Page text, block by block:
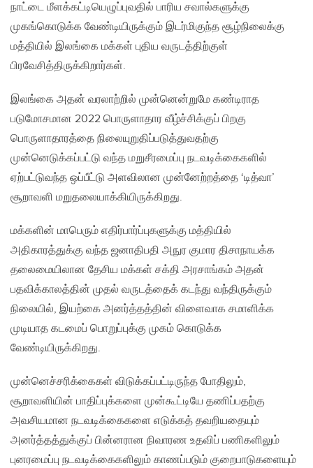
நாட்டை மீளக்கட்டியெழுப்புவதில் பாரிய சவால்களுக்கு
முகங்கொடுக்க வேண்டியிருக்கும் இடர்மிகுந்த சூழ்நிலைக்கு
மத்தியில் இலங்கை மக்கள் புதிய வருடத்திற்குள்
பிரவேசித்திருக்கிறார்கள்.
இலங்கை அதன் வரலாற்றில் முன்னென்றுமே கண்டிராத
படுமோசமான 2022 பொருளாதார வீழ்ச்சிக்குப் பிறகு
பொருளாதாரத்தை நிலையுறுதிப்படுத்துவதற்கு
முன்னெடுக்கப்பட்டு வந்த மறுசீரமைப்பு நடவடிக்கைகளில்
ஏற்பட்டுவந்த ஒப்பீட்டு அளவிலான முன்னேற்றத்தை ‘டித்வா’
சூறாவளி மறுதலையாக்கியிருக்கிறது.
மக்களின் மாபெரும் எதிர்பார்ப்புகளுக்கு மத்தியில்
அதிகாரத்துக்கு வந்த ஜனாதிபதி அநுர குமார திசாநாயக்க
தலைமையிலான தேசிய மக்கள் சக்தி அரசாங்கம் அதன்
பதவிக்காலத்தின் முதல் வருடத்தைக் கடந்து வந்திருக்கும்
நிலையில், இயற்கை அனர்த்தத்தின் விளைவாக சமாளிக்க
முடியாத கடமைப் பொறுப்புக்கு முகம் கொடுக்க
வேண்டியிருக்கிறது.
முன்னெச்சரிக்கைகள் விடுக்கப்பட்டிருந்த போதிலும்,
சூறாவளியின் பாதிப்புக்களை முன்கூட்டியே தணிப்பதற்கு
அவசியமான நடவடிக்கைகளை எடுக்கத் தவறியதையும்
அனர்த்தத்துக்குப் பின்னரான நிவாரண உதவிப் பணிகளிலும்
புனரமைப்பு நடவடிக்கைகளிலும் காணப்படும் குறைபாடுகளையும்